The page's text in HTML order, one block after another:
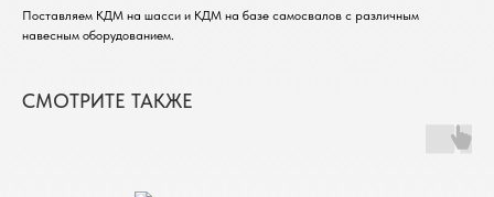
Поставляем КДМ на шасси и КДМ на базе самосвалов с различным
навесным оборудованием.
СМОТРИТЕ ТАКЖЕ